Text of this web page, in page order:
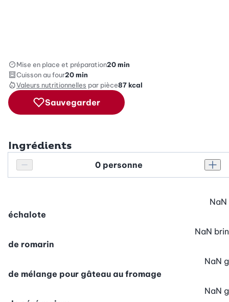
Mise en place et préparation20 min
Cuisson au four20 min
Valeurs nutritionnelles par pièce87kcal
Sauvegarder
Ingrédients
Réduire le nombre de personnes
Personnes
échalote
NaN
de romarin
NaN brin
de mélange pour gâteau au fromage
NaN g
NaN g